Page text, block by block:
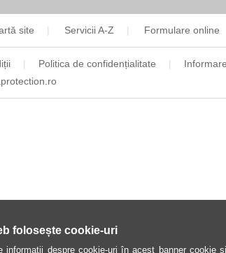
folosește cookie-uri
informații despre cookie-uri în acest banner cookie
site Servicii A-Z Formulare online
Politica de confidențialitate